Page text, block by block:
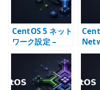
CentOS 5 ネット
ワーク設定 –
ifcfg と
network サービ
スの基本
ger
だ
離感